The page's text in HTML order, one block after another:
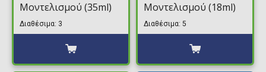
Μοντελισμού (35ml)
Διαθέσιμα: 3
Μοντελισμού (18ml)
Διαθέσιμα: 5